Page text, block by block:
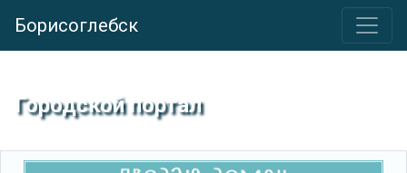
Борисоглебск
Городской портал